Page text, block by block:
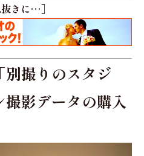
きに…］
撮りのスタジ
影データの購入